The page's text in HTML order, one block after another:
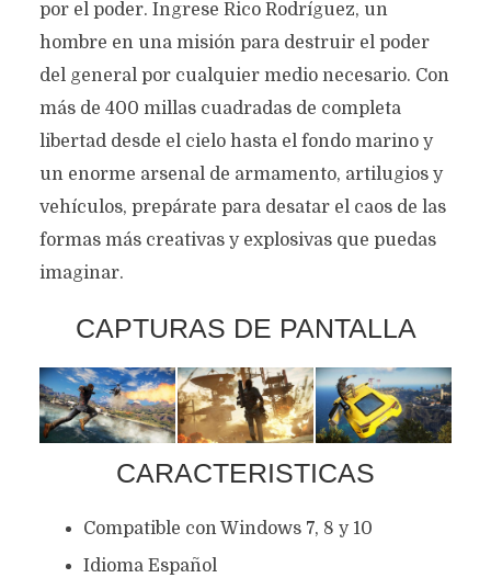
por el poder. Ingrese Rico Rodríguez, un
hombre en una misión para destruir el poder
del general por cualquier medio necesario. Con
más de 400 millas cuadradas de completa
libertad desde el cielo hasta el fondo marino y
un enorme arsenal de armamento, artilugios y
vehículos, prepárate para desatar el caos de las
formas más creativas y explosivas que puedas
imaginar.
CAPTURAS DE PANTALLA
CARACTERISTICAS
Compatible con Windows 7, 8 y 10
Idioma Español